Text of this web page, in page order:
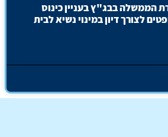
הממשלה בבג"ץ בעניין כינוס
לצורך דיון במינוי נשיא לבית